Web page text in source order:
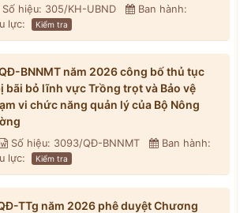
Số hiệu: 305/KH-UBND
Ban hành:
lực: Kiểm tra
BNNMT năm 2026 công bố thủ tục
bãi bỏ lĩnh vực Trồng trọt và Bảo vệ
vi chức năng quản lý của Bộ Nông
Số hiệu: 3093/QĐ-BNNMT
Ban hành:
lực: Kiểm tra
TTg năm 2026 phê duyệt Chương